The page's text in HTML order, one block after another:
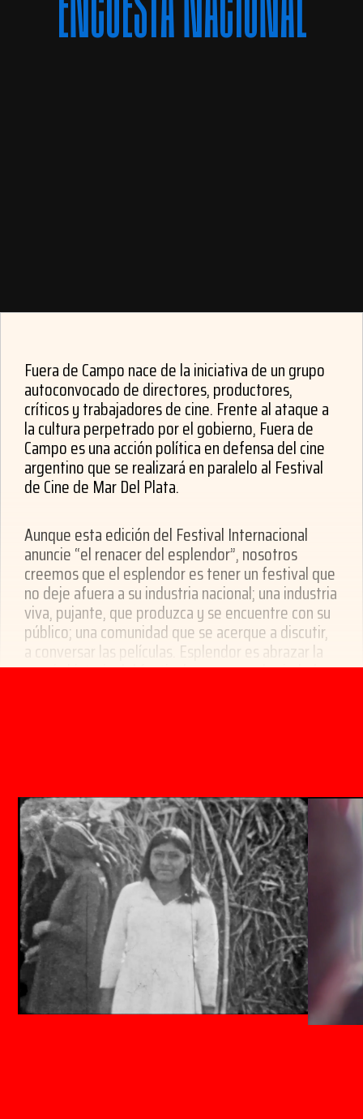
Fuera de Campo nace de la iniciativa de un grupo
autoconvocado de directores, productores,
críticos y trabajadores de cine. Frente al ataque a
la cultura perpetrado por el gobierno, Fuera de
Campo es una acción política en defensa del cine
argentino que se realizará en paralelo al Festival
de Cine de Mar Del Plata.
Aunque esta edición del Festival Internacional
anuncie “el renacer del esplendor”, nosotros
creemos que el esplendor es tener un festival que
no deje afuera a su industria nacional; una industria
viva, pujante, que produzca y se encuentre con su
público; una comunidad que se acerque a discutir,
a conversar las películas. Esplendor es abrazar la
propia historia del festival, convocar a la ciudad
sector y las provocaciones aumentan. La última
noticia es que los fondos genuinos del Instituto
que les corresponden a las películas están siendo
destinados a la especulación financiera: a
inversiones en letras del Tesoro Nacional, bonos
de distintos tipos y hasta plazos fijos. Y no parece
importarle al INCAA tampoco que las películas
encuentren su público: el inminente cierre de
Cine.ar y el destrato hacia los espacios INCAA da
cuenta de ello. Es un problema ideológico, no de
gestión: están decididos a empequeñecer el cine
argentino porque la soberanía nacional no es una